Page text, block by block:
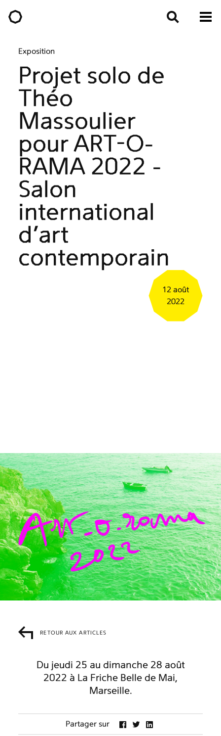
Exposition
Projet solo de
Théo
Massoulier
pour ART-O-
RAMA 2022 -
Salon
international
d’art
contemporain
12 août
2022
RETOUR AUX ARTICLES
Du jeudi 25 au dimanche 28 août
2022 à La Friche Belle de Mai,
Marseille.
Partager sur